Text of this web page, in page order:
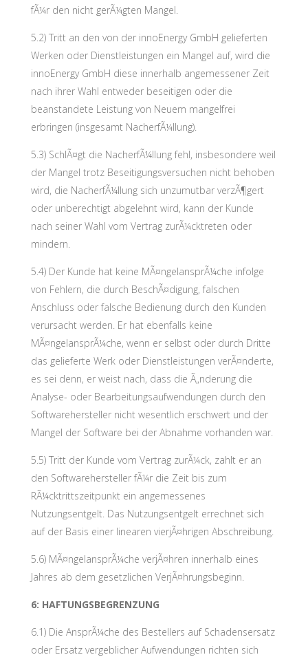
fÃ¼r den nicht gerÃ¼gten Mangel.
5.2) Tritt an den von der innoEnergy GmbH gelieferten
Werken oder Dienstleistungen ein Mangel auf, wird die
innoEnergy GmbH diese innerhalb angemessener Zeit
nach ihrer Wahl entweder beseitigen oder die
beanstandete Leistung von Neuem mangelfrei
erbringen (insgesamt NacherfÃ¼llung).
5.3) SchlÃ¤gt die NacherfÃ¼llung fehl, insbesondere weil
der Mangel trotz Beseitigungsversuchen nicht behoben
wird, die NacherfÃ¼llung sich unzumutbar verzÃ¶gert
oder unberechtigt abgelehnt wird, kann der Kunde
nach seiner Wahl vom Vertrag zurÃ¼cktreten oder
mindern.
5.4) Der Kunde hat keine MÃ¤ngelansprÃ¼che infolge
von Fehlern, die durch BeschÃ¤digung, falschen
Anschluss oder falsche Bedienung durch den Kunden
verursacht werden. Er hat ebenfalls keine
MÃ¤ngelansprÃ¼che, wenn er selbst oder durch Dritte
das gelieferte Werk oder Dienstleistungen verÃ¤nderte,
es sei denn, er weist nach, dass die Ã„nderung die
Analyse- oder Bearbeitungsaufwendungen durch den
Softwarehersteller nicht wesentlich erschwert und der
Mangel der Software bei der Abnahme vorhanden war.
5.5) Tritt der Kunde vom Vertrag zurÃ¼ck, zahlt er an
den Softwarehersteller fÃ¼r die Zeit bis zum
RÃ¼cktrittszeitpunkt ein angemessenes
Nutzungsentgelt. Das Nutzungsentgelt errechnet sich
auf der Basis einer linearen vierjÃ¤hrigen Abschreibung.
5.6) MÃ¤ngelansprÃ¼che verjÃ¤hren innerhalb eines
Jahres ab dem gesetzlichen VerjÃ¤hrungsbeginn.
6: HAFTUNGSBEGRENZUNG
6.1) Die AnsprÃ¼che des Bestellers auf Schadensersatz
oder Ersatz vergeblicher Aufwendungen richten sich